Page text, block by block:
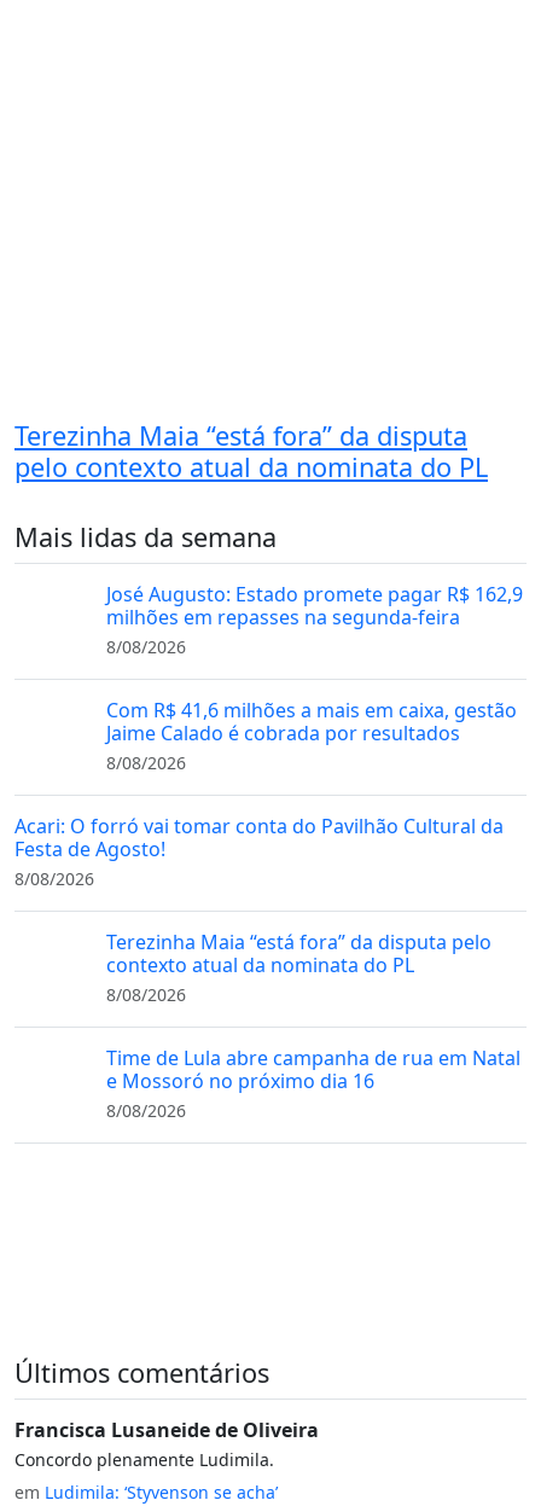
Terezinha Maia “está fora” da disputa
pelo contexto atual da nominata do PL
Mais lidas da semana
José Augusto: Estado promete pagar R$ 162,9
milhões em repasses na segunda-feira
8/08/2026
Com R$ 41,6 milhões a mais em caixa, gestão
Jaime Calado é cobrada por resultados
8/08/2026
Acari: O forró vai tomar conta do Pavilhão Cultural da
Festa de Agosto!
8/08/2026
Terezinha Maia “está fora” da disputa pelo
contexto atual da nominata do PL
8/08/2026
Time de Lula abre campanha de rua em Natal
e Mossoró no próximo dia 16
8/08/2026
Últimos comentários
Francisca Lusaneide de Oliveira
Concordo plenamente Ludimila.
em Ludimila: ‘Styvenson se acha’